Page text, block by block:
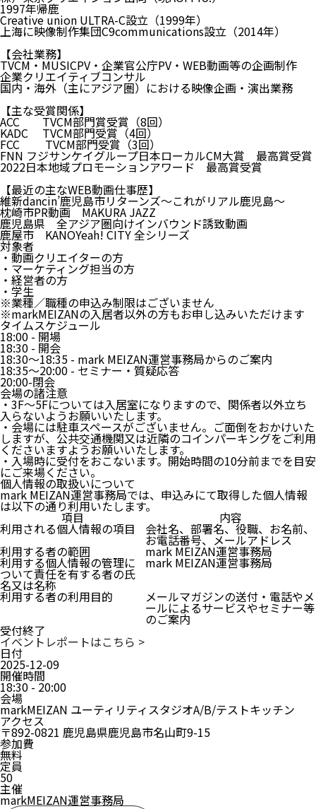
1997年帰鹿
Creative union ULTRA-C設立（1999年）
上海に映像制作集団C9communications設立（2014年）
【会社業務】
TVCM・MUSICPV・企業官公庁PV・WEB動画等の企画制作
企業クリエイティブコンサル
国内・海外（主にアジア圏）における映像企画・演出業務
【主な受賞関係】
ACC TVCM部門賞受賞（8回）
KADC TVCM部門受賞（4回）
FCC TVCM部門受賞（3回）
FNN フジサンケイグループ日本ローカルCM大賞 最高賞受賞
2022日本地域プロモーションアワード 最高賞受賞
【最近の主なWEB動画仕事歴】
維新dancin’鹿児島市リターンズ～これがリアル鹿児島～
枕崎市PR動画 MAKURA JAZZ
鹿児島県 全アジア圏向けインバウンド誘致動画
鹿屋市 KANOYeah! CITY 全シリーズ
対象者
・動画クリエイターの方
・マーケティング担当の方
・経営者の方
・学生
※業種／職種の申込み制限はございません
※markMEIZANの入居者以外の方もお申し込みいただけます
タイムスケジュール
18:00 - 開場
18:30 - 開会
18:30～18:35 - mark MEIZAN運営事務局からのご案内
18:35～20:00 - セミナー・質疑応答
20:00-閉会
会場の諸注意
・3F～5Fについては入居室になりますので、関係者以外立ち
入らないようお願いいたします。
・会場には駐車スペースがございません。ご面倒をおかけいた
しますが、公共交通機関又は近隣のコインパーキングをご利用
くださいますようお願いいたします。
・入場時に受付をおこないます。開始時間の10分前までを目安
にご来場ください。
個人情報の取扱いについて
mark MEIZAN運営事務局では、申込みにて取得した個人情報
は以下の通り利用いたします。
項目 内容
利用される個人情報の項目 会社名、部署名、役職、お名前、
お電話番号、メールアドレス
利用する者の範囲 mark MEIZAN運営事務局
利用する個人情報の管理に
ついて責任を有する者の氏
名又は名称
mark MEIZAN運営事務局
利用する者の利用目的
メールマガジンの送付・電話やメ
ールによるサービスやセミナー等
のご案内
受付終了
イベントレポートはこちら >
日付
2025-12-09
開催時間
18:30 - 20:00
会場
markMEIZAN ユーティリティスタジオA/B/テストキッチン
アクセス
〒892-0821 鹿児島県鹿児島市名山町9-15
参加費
無料
定員
50
主催
markMEIZAN運営事務局